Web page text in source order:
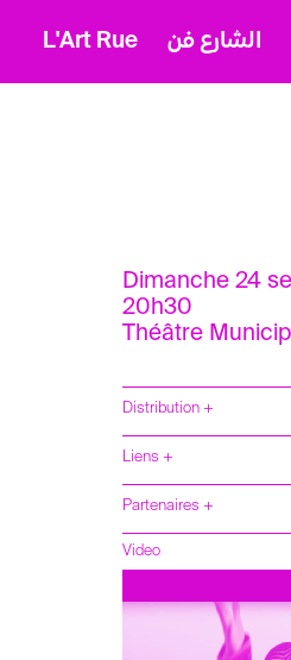
L'Art Rue الشارع فن
Dimanche 24
20h30
Théâtre
Distribution +
Liens +
Partenaires +
Video